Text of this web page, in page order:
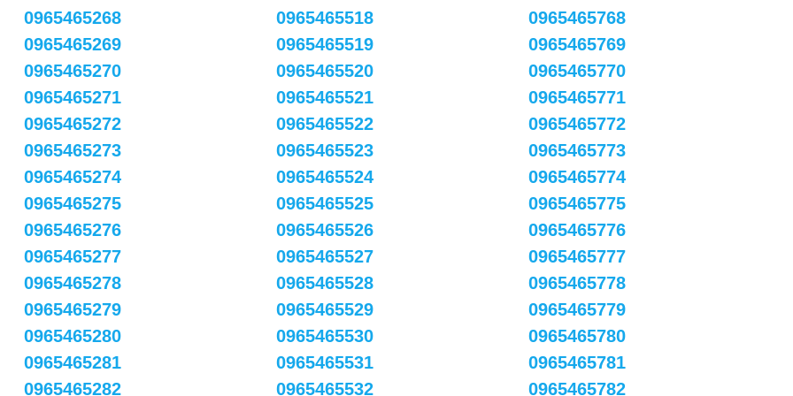
0965465268
0965465269
0965465270
0965465271
0965465272
0965465273
0965465274
0965465275
0965465276
0965465277
0965465278
0965465279
0965465280
0965465281
0965465282
0965465518
0965465519
0965465520
0965465521
0965465522
0965465523
0965465524
0965465525
0965465526
0965465527
0965465528
0965465529
0965465530
0965465531
0965465532
0965465768
0965465769
0965465770
0965465771
0965465772
0965465773
0965465774
0965465775
0965465776
0965465777
0965465778
0965465779
0965465780
0965465781
0965465782